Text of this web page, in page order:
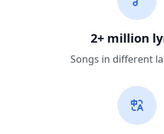
2+ million
Songs in different